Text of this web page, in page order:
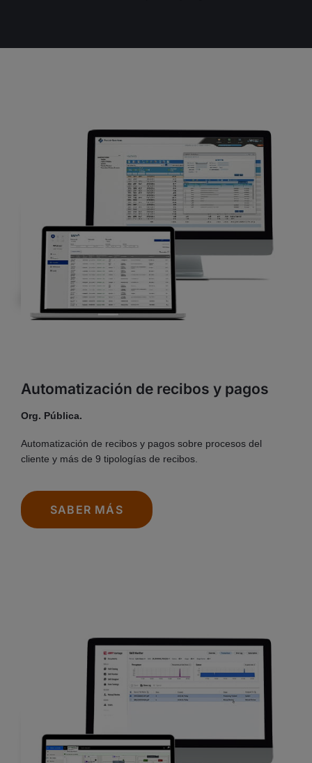
Automatización de recibos y pagos
Org. Pública.
Automatización de recibos y pagos sobre procesos del
cliente y más de 9 tipologías de recibos.
SABER MÁS